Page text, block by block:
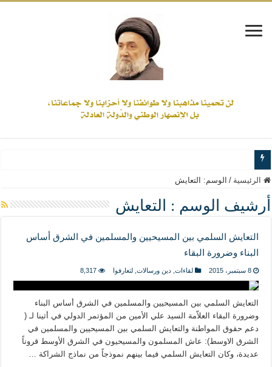
www.alamine.net
مواقف وآراء العلاّمة السيد علي الأمين من الأحداث والقضايا - اضغط للاطلاع
إذا كان التسنن هو الإيمان بسنة رسول الله ( صلى الله عليه وآله) فكلّ
علاقات المذاهب والأديان لا يجوز أن تكون على حساب الأوطان
لن تحمينا مذاهبنا ولا طوائفنا ولا أحزابنا ولا جماعاتنا، بل الإنصهار الوطني والدولة
المذاهب ليست قدرًا لا يمكن تجاوزه
ليست المنفعة تأتي من إسلامية النّظام كما لا تأتي المضرة من مسيحية النظام
المتهاون بوطنه متهاون بدينه حتماً
نسج العلاقة مع الآخر تكون من خلال منظومة القيم و المبادئ الانسانية التي تجعل
الرئيسية / الوسم: التعايش
أرشيف الوسم : التعايش
التعايش السلمي بين المسيحيين والمسلمين في الشرق أساس
البناء وضرورة البقاء
8 سبتمبر، 2015 لقاءات, دين ورسالات, لتعارفوا 8,317
التعايش السلمي بين المسيحيين والمسلمين في الشرق أساس البناء
وضرورة البقاء العلاّمة السيد علي الأمين من المؤتمر الدولي في أثينا لـ (
دعم حقوق المواطنة والتعايش السلمي بين المسيحيين والمسلمين في
الشرق الاوسط): عاش المسلمون والمسيحيون في الشرق الأوسط قروناً
عديدة، وكان التعايش السلمي فيما بينهم نموذجاً من نماذج الشراكة …